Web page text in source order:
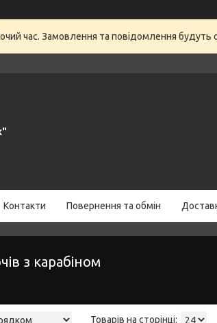
час. Замовлення та повідомлення
Контакти Повернення та обмін
з карабіном